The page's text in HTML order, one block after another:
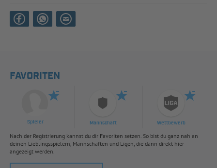
FAVORITEN
Spieler Mannschaft Wettbewerb
Nach der Registrierung kannst du dir Favoriten setzen. So bist du ganz nah an
deinen Lieblingsspielern, Mannschaften und Ligen, die dann direkt hier
angezeigt werden.